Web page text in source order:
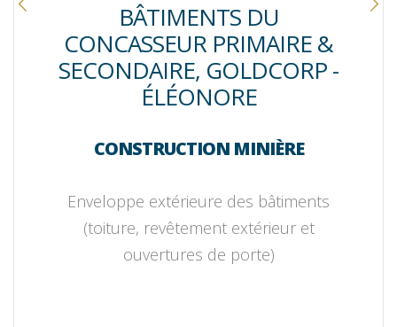
BÂTIMENTS DU
CONCASSEUR PRIMAIRE &
SECONDAIRE, GOLDCORP -
ÉLÉONORE
CONSTRUCTION MINIÈRE
Enveloppe extérieure des bâtiments
(toiture, revêtement extérieur et
ouvertures de porte)